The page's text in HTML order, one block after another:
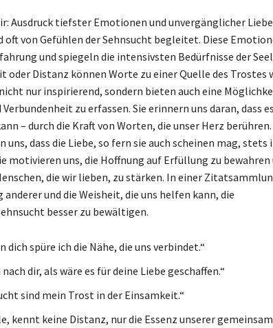
Ausdruck tiefster Emotionen und unvergänglicher
oft von Gefühlen der Sehnsucht begleitet. Diese
und spiegeln die intensivsten Bedürfnisse der
oder Distanz können Worte zu einer Quelle des Trostes
nur inspirierend, sondern bieten auch eine
zu erfassen. Sie erinnern uns daran, dass
– durch die Kraft von Worten, die unser Herz berühren.
uns, dass die Liebe, so fern sie auch scheinen mag, stets
motivieren uns, die Hoffnung auf Erfüllung zu bewahren
die wir lieben, zu stärken. In einer
und die Weisheit, die uns helfen kann, die
besser zu bewältigen.
dich spüre ich die Nähe, die uns verbindet.“
nach dir, als wäre es für deine Liebe geschaffen.“
sind mein Trost in der Einsamkeit.“
kennt keine Distanz, nur die Essenz unserer